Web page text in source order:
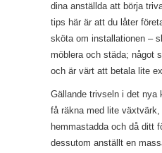
dina anställda att börja
tips här är att du låter
sköta om installationen –
möblera och städa; något
och är värt att betala lite
Gällande trivseln i det nya
få räkna med lite
hemmastadda och då ditt
dessutom anställt en